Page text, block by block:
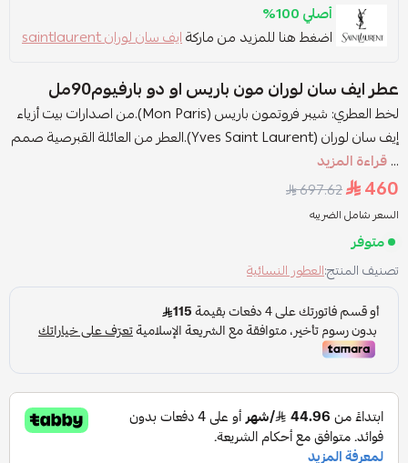
أصلي 100%
اضغط هنا للمزيد من ماركةايف سان لوران saintlaurent
عطر ايف سان لوران مون باريس او دو بارفيوم90مل
لخط العطري: شيبر فروتمون باريس (Mon Paris).من اصدارات بيت أزياء
إيف سان لوران (Yves Saint Laurent).العطر من العائلة القبرصية صمم
...قراءة المزيد
460
697.62
السعر شامل الضريبه
متوفر
تصنيف المنتج:العطور النسائية